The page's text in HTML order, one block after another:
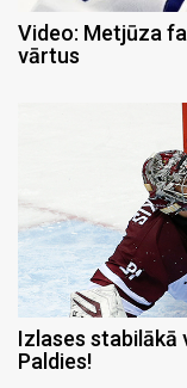
Video: Metjūza
vārtus
Izlases stabilākā
Paldies!